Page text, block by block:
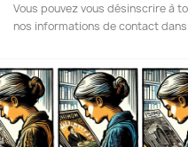
Vous pouvez vous désinscrire à
nos informations de contact